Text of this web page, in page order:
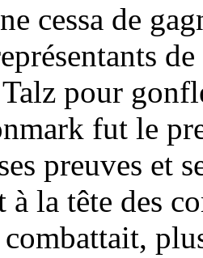
cessa de
pour
fut le
preuves et
à la tête des